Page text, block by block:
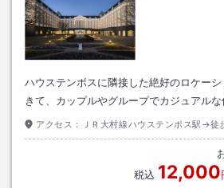
ハウステンボスに隣接した絶好のロケー
きて、カップルやグループでカジュアルな
アクセス： ＪＲ大村線ハウステンボス駅→徒
税込 12,000